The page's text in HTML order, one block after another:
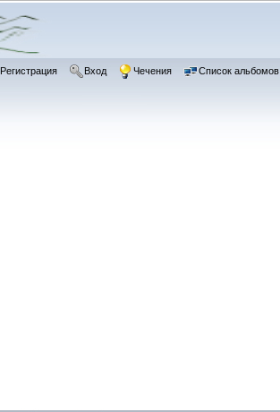
Регистрация Вход Чечения Список альбомов